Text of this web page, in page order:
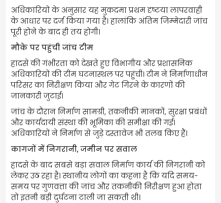
अधिकारियों के अनुसार यह मुकदमा प्रथम दृष्टया लापरवाही
के आधार पर दर्ज किया गया है। हालांकि अंतिम जिम्मेदारी जांच
पूरी होने के बाद ही तय होगी।
मौके पर पहुंची जांच टीम
हादसे की गंभीरता को देखते हुए विभागीय और प्रशासनिक
अधिकारियों की टीम घटनास्थल पर पहुंची। टीम ने निर्माणाधीन
परिसर का निरीक्षण किया और गेट गिरने के कारणों की
जानकारी जुटाई।
जांच के दौरान निर्माण सामग्री, तकनीकी मानकों, सुरक्षा प्रबंधों
और कार्यदायी संस्था की भूमिका की समीक्षा की गई।
अधिकारियों ने निर्माण से जुड़े दस्तावेज भी तलब किए हैं।
कागजों में निगरानी, जमीन पर सवाल
हादसे के बाद सबसे बड़ा सवाल निर्माण कार्य की निगरानी को
लेकर उठ रहा है। स्थानीय लोगों का कहना है कि यदि समय-
समय पर गुणवत्ता की जांच और तकनीकी निरीक्षण हुआ होता
तो इतनी बड़ी दुर्घटना टाली जा सकती थी।